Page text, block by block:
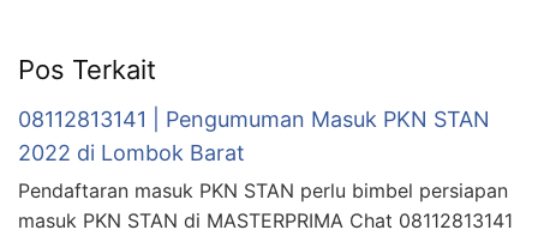
Pos Terkait
08112813141 | Pengumuman Masuk PKN STAN
2022 di Lombok Barat
Pendaftaran masuk PKN STAN perlu bimbel persiapan
masuk PKN STAN di MASTERPRIMA Chat 08112813141